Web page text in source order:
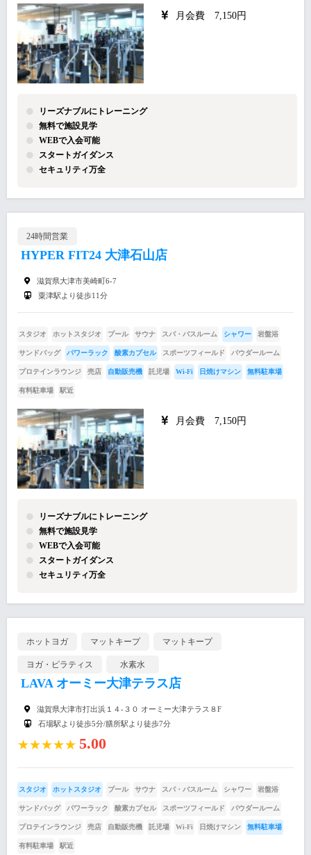
月会費 7,150円
リーズナブルにトレーニング
無料で施設見学
WEBで入会可能
スタートガイダンス
セキュリティ万全
24時間営業
HYPER FIT24 大津石山店
滋賀県大津市美崎町6-7
粟津駅より徒歩11分
スタジオ ホットスタジオ プール サウナ スパ・バスルーム シャワー 岩盤浴
サンドバッグ パワーラック 酸素カプセル スポーツフィールド パウダールーム
プロテインラウンジ 売店 自動販売機 託児場 Wi-Fi 日焼けマシン 無料駐車場
有料駐車場 駅近
月会費 7,150円
リーズナブルにトレーニング
無料で施設見学
WEBで入会可能
スタートガイダンス
セキュリティ万全
ホットヨガ マットキープ マットキープ
ヨガ・ピラティス 水素水
LAVA オーミー大津テラス店
滋賀県大津市打出浜１４-３０ オーミー大津テラス８F
石場駅より徒歩5分/膳所駅より徒歩7分
★★★★★ 5.00
スタジオ ホットスタジオ プール サウナ スパ・バスルーム シャワー 岩盤浴
サンドバッグ パワーラック 酸素カプセル スポーツフィールド パウダールーム
プロテインラウンジ 売店 自動販売機 託児場 Wi-Fi 日焼けマシン 無料駐車場
有料駐車場 駅近